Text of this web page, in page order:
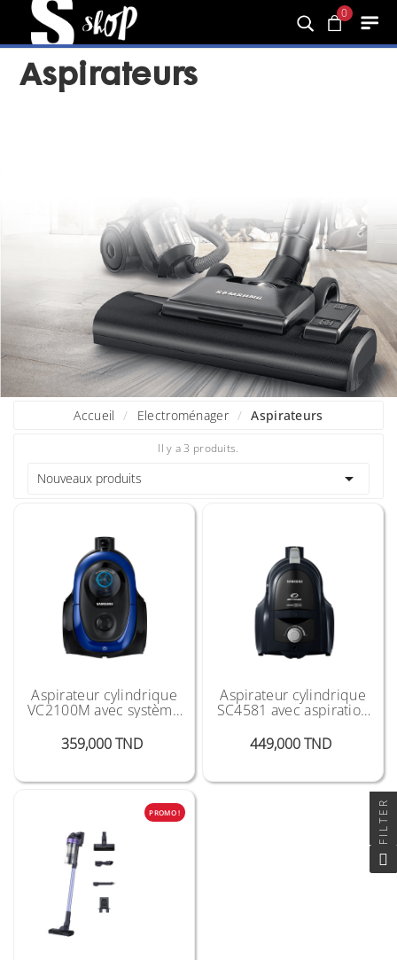
0
Aspirateurs
Accueil Electroménager Aspirateurs
Il y a 3 produits.
Nouveaux produits 
Aspirateur cylindrique
VC2100M avec système
anti-emmêlement -1800
W
359,000 TND
Aspirateur cylindrique
SC4581 avec aspiration
449,000 TND
PROMO ! FILTER